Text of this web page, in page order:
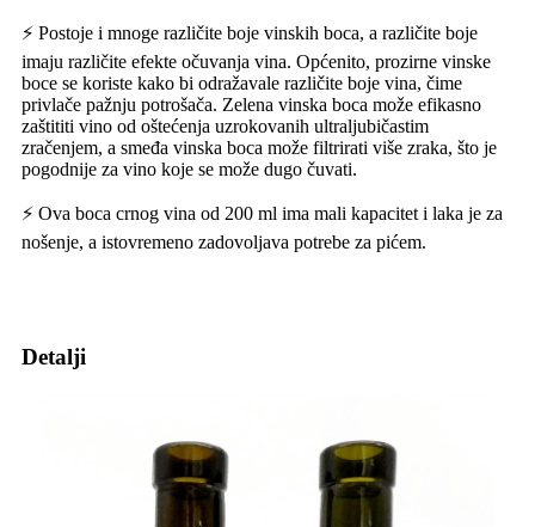
⚡ Postoje i mnoge različite boje vinskih boca, a različite boje
imaju različite efekte očuvanja vina. Općenito, prozirne vinske
boce se koriste kako bi odražavale različite boje vina, čime
privlače pažnju potrošača. Zelena vinska boca može efikasno
zaštititi vino od oštećenja uzrokovanih ultraljubičastim
zračenjem, a smeđa vinska boca može filtrirati više zraka, što je
pogodnije za vino koje se može dugo čuvati.
⚡ Ova boca crnog vina od 200 ml ima mali kapacitet i laka je za
nošenje, a istovremeno zadovoljava potrebe za pićem.
Detalji